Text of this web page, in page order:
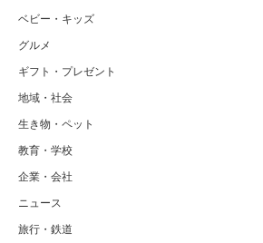
ベビー・キッズ
グルメ
ギフト・プレゼント
地域・社会
生き物・ペット
教育・学校
企業・会社
ニュース
旅行・鉄道